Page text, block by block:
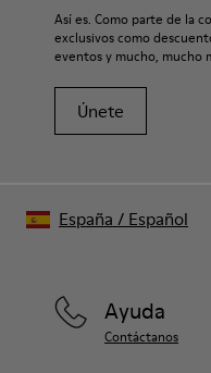
Así es. Como parte de la
exclusivos como
eventos y mucho, mucho
Únete
Ayuda
Contáctanos
España / Español